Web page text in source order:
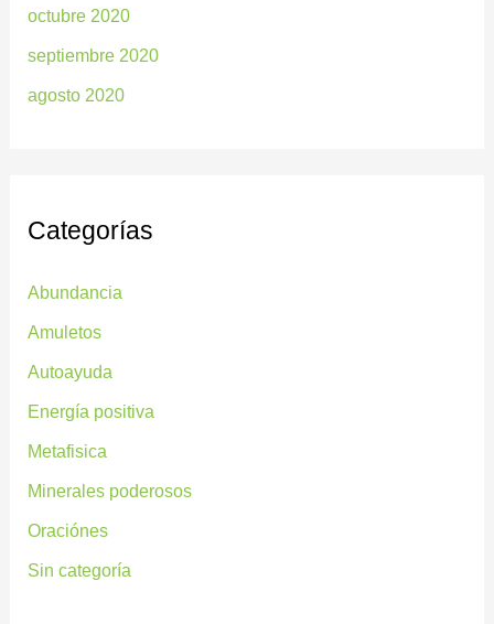
octubre 2020
septiembre 2020
agosto 2020
Categorías
Abundancia
Amuletos
Autoayuda
Energía positiva
Metafisica
Minerales poderosos
Oraciónes
Sin categoría